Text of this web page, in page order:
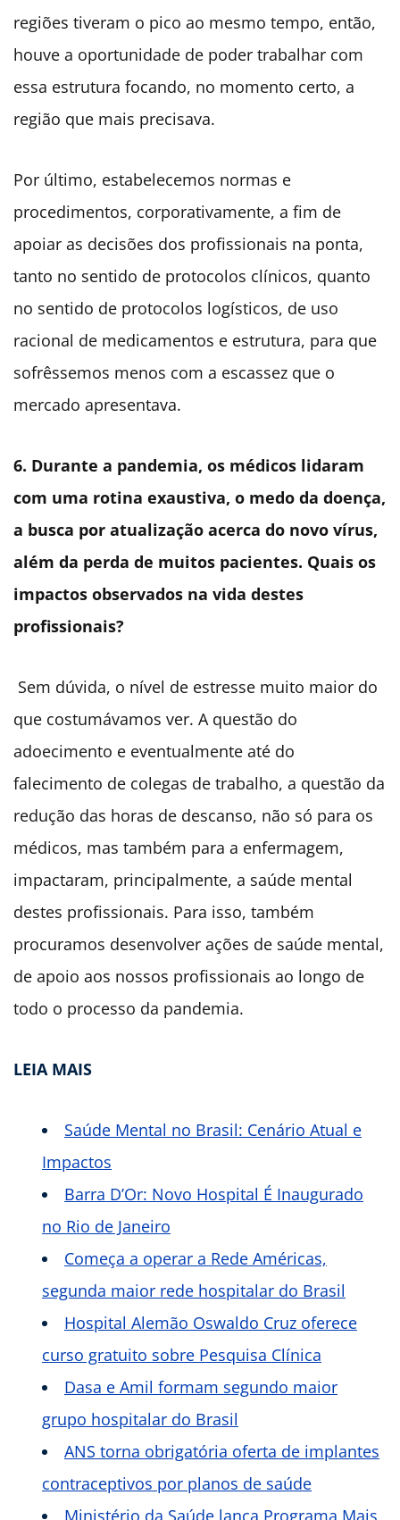
regiões tiveram o pico ao mesmo tempo, então,
houve a oportunidade de poder trabalhar com
essa estrutura focando, no momento certo, a
região que mais precisava.
Por último, estabelecemos normas e
procedimentos, corporativamente, a fim de
apoiar as decisões dos profissionais na ponta,
tanto no sentido de protocolos clínicos, quanto
no sentido de protocolos logísticos, de uso
racional de medicamentos e estrutura, para que
sofrêssemos menos com a escassez que o
mercado apresentava.
6. Durante a pandemia, os médicos lidaram
com uma rotina exaustiva, o medo da doença,
a busca por atualização acerca do novo vírus,
além da perda de muitos pacientes. Quais os
impactos observados na vida destes
profissionais?
Sem dúvida, o nível de estresse muito maior do
que costumávamos ver. A questão do
adoecimento e eventualmente até do
falecimento de colegas de trabalho, a questão da
redução das horas de descanso, não só para os
médicos, mas também para a enfermagem,
impactaram, principalmente, a saúde mental
destes profissionais. Para isso, também
procuramos desenvolver ações de saúde mental,
de apoio aos nossos profissionais ao longo de
todo o processo da pandemia.
LEIA MAIS
Saúde Mental no Brasil: Cenário Atual e
Impactos
Barra D’Or: Novo Hospital É Inaugurado
no Rio de Janeiro
Começa a operar a Rede Américas,
segunda maior rede hospitalar do Brasil
Hospital Alemão Oswaldo Cruz oferece
curso gratuito sobre Pesquisa Clínica
Dasa e Amil formam segundo maior
grupo hospitalar do Brasil
ANS torna obrigatória oferta de implantes
contraceptivos por planos de saúde
Ministério da Saúde lança Programa Mais